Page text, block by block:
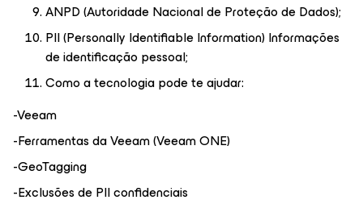
ANPD (Autoridade Nacional de Proteção de Dados);
PII (Personally Identifiable Information) Informações
de identificação pessoal;
Como a tecnologia pode te ajudar:
-Veeam
-Ferramentas da Veeam (Veeam ONE)
-GeoTagging
-Exclusões de PII confidenciais